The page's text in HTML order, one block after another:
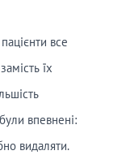
все
їх
впевнені:
видаляти.